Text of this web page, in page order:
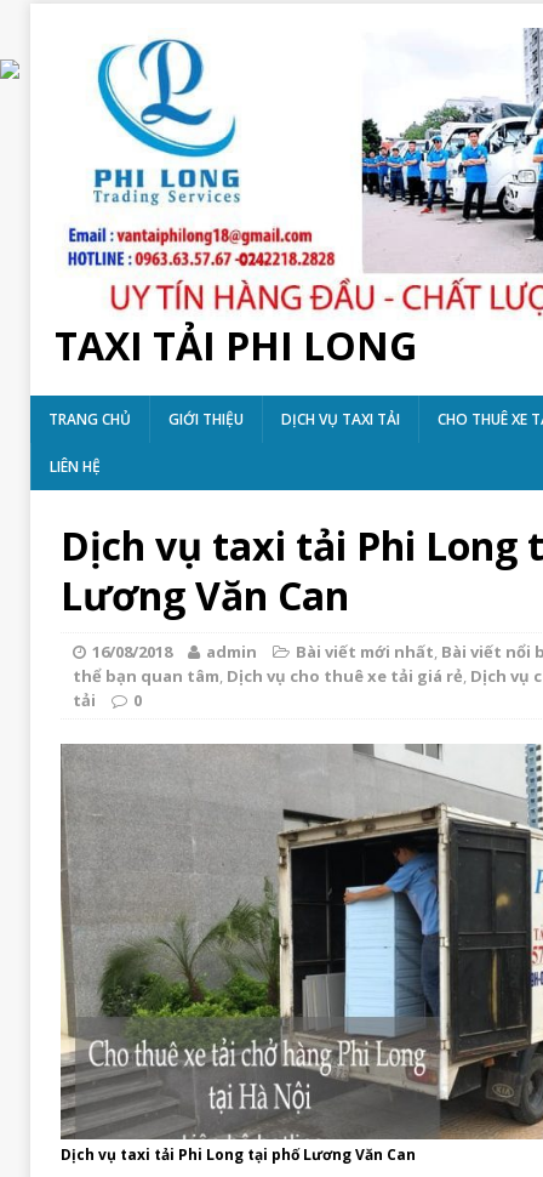
TAXI TẢI PHI LONG
TRANG CHỦ GIỚI THIỆU DỊCH VỤ TAXI TẢI CHO THUÊ XE
LIÊN HỆ
Dịch vụ taxi tải Phi Long
Lương Văn Can
16/08/2018 admin Bài viết mới nhất, Bài viết nổi
thể bạn quan tâm, Dịch vụ cho thuê xe tải giá rẻ, Dịch vụ
tải
0
Dịch vụ taxi tải Phi Long tại phố Lương Văn Can